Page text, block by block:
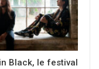
Black, le festival